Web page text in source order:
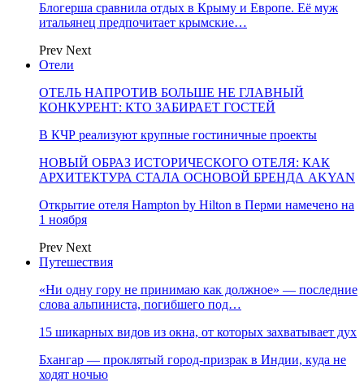
Блогерша сравнила отдых в Крыму и Европе. Её муж
итальянец предпочитает крымские…
Prev Next
Отели
ОТЕЛЬ НАПРОТИВ БОЛЬШЕ НЕ ГЛАВНЫЙ
КОНКУРЕНТ: КТО ЗАБИРАЕТ ГОСТЕЙ
В КЧР реализуют крупные гостиничные проекты
НОВЫЙ ОБРАЗ ИСТОРИЧЕСКОГО ОТЕЛЯ: КАК
АРХИТЕКТУРА СТАЛА ОСНОВОЙ БРЕНДА AKYAN
Открытие отеля Hampton by Hilton в Перми намечено на
1 ноября
Prev Next
Путешествия
«Ни одну гору не принимаю как должное» — последние
слова альпиниста, погибшего под…
15 шикарных видов из окна, от которых захватывает дух
Бхангар — проклятый город-призрак в Индии, куда не
ходят ночью